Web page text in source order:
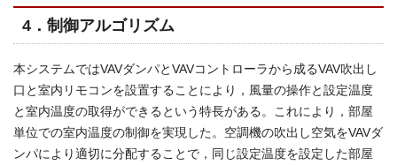
4．制御アルゴリズム
本システムではVAVダンパとVAVコントローラから成るVAV吹出し
口と室内リモコンを設置することにより，風量の操作と設定温度
と室内温度の取得ができるという特長がある。これにより，部屋
単位での室内温度の制御を実現した。空調機の吹出し空気をVAVダ
ンパにより適切に分配することで，同じ設定温度を設定した部屋